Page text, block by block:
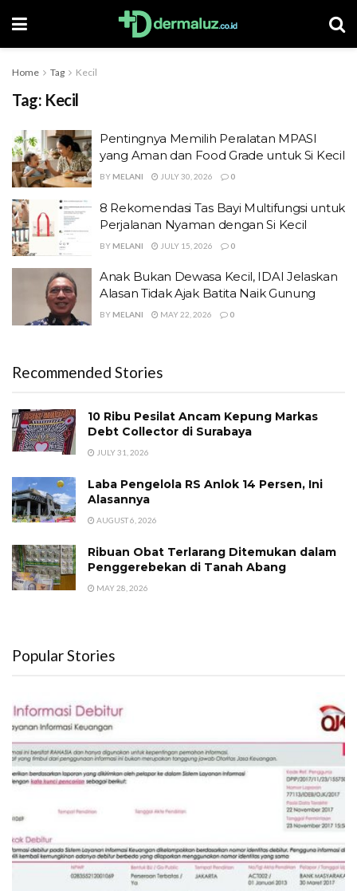
Home Tag Kecil
Tag: Kecil
Pentingnya Memilih Peralatan MPASI
yang Aman dan Food Grade untuk Si Kecil
BY MELANI JULY 30, 2026 0
8 Rekomendasi Tas Bayi Multifungsi untuk
Perjalanan Nyaman dengan Si Kecil
BY MELANI JULY 15, 2026 0
Anak Bukan Dewasa Kecil, IDAI Jelaskan
Alasan Tidak Ajak Batita Naik Gunung
BY MELANI MAY 22, 2026 0
Recommended Stories
10 Ribu Pesilat Ancam Kepung Markas
Debt Collector di Surabaya
JULY 31, 2026
Laba Pengelola RS Anlok 14 Persen, Ini
Alasannya
AUGUST 6, 2026
Ribuan Obat Terlarang Ditemukan dalam
Penggerebekan di Tanah Abang
MAY 28, 2026
Popular Stories